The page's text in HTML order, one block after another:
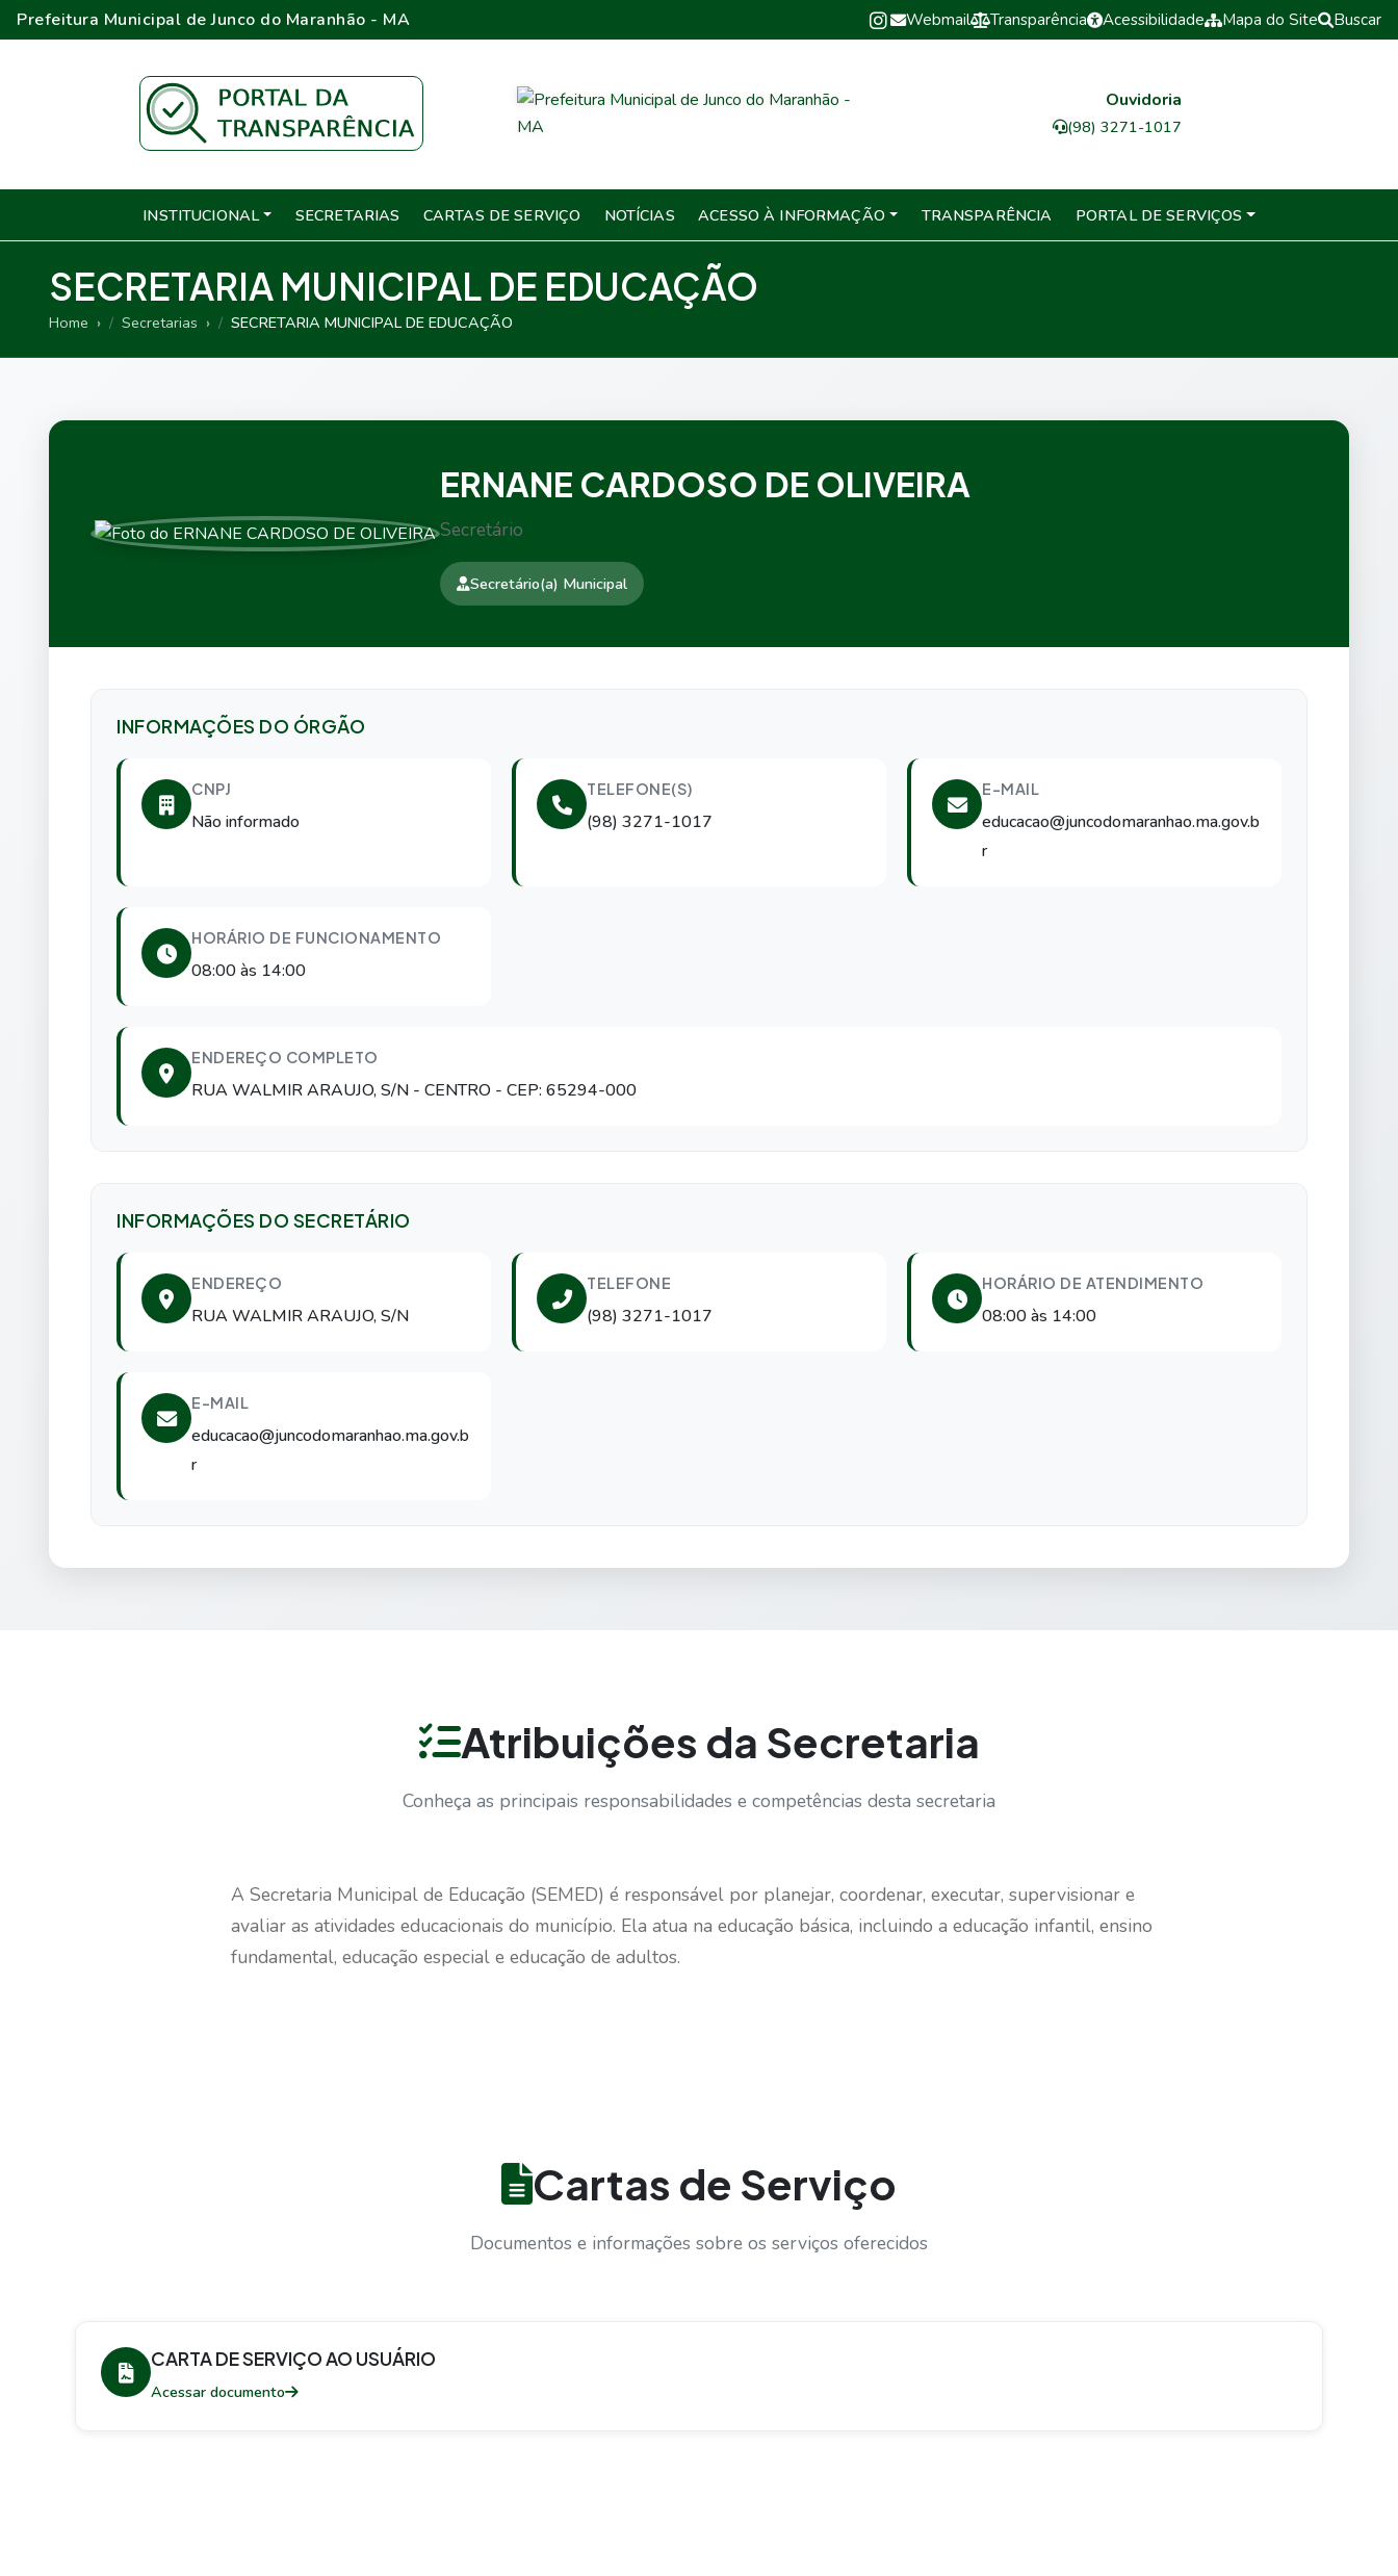
Prefeitura Municipal de Junco do Maranhão - MA Webmail Transparência Acessibilidade Mapa do Site Buscar
Ouvidoria
(98) 3271-1017
INSTITUCIONAL SECRETARIAS CARTAS DE SERVIÇO NOTÍCIAS ACESSO À INFORMAÇÃO TRANSPARÊNCIA PORTAL DE SERVIÇOS
SECRETARIA MUNICIPAL DE EDUCAÇÃO
Home Secretarias SECRETARIA MUNICIPAL DE EDUCAÇÃO
ERNANE CARDOSO DE OLIVEIRA
Secretário
Secretário(a) Municipal
INFORMAÇÕES DO ÓRGÃO
CNPJ
Não informado
TELEFONE(S)
(98) 3271-1017
E-MAIL
educacao@juncodomaranhao.ma.gov.b
r
HORÁRIO DE FUNCIONAMENTO
08:00 às 14:00
ENDEREÇO COMPLETO
RUA WALMIR ARAUJO, S/N - CENTRO - CEP: 65294-000
INFORMAÇÕES DO SECRETÁRIO
ENDEREÇO
RUA WALMIR ARAUJO, S/N
TELEFONE
(98) 3271-1017
HORÁRIO DE ATENDIMENTO
08:00 às 14:00
E-MAIL
educacao@juncodomaranhao.ma.gov.b
r
Atribuições da Secretaria
Conheça as principais responsabilidades e competências desta secretaria
A Secretaria Municipal de Educação (SEMED) é responsável por planejar, coordenar, executar, supervisionar e
avaliar as atividades educacionais do município. Ela atua na educação básica, incluindo a educação infantil, ensino
fundamental, educação especial e educação de adultos.
Cartas de Serviço
Documentos e informações sobre os serviços oferecidos
CARTA DE SERVIÇO AO USUÁRIO
Acessar documento